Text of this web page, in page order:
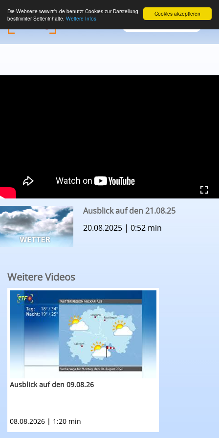
Cookies akzeptieren
Die Webseite www.rtf1.de benutzt Cookies zur Darstellung
bestimmter Seiteninhalte. Weitere Infos
Ausblick auf den 21.08.25
20.08.2025 | 0:52 min
Weitere Videos
RTF.1-Wetter: Ausblick auf den 09.08.26
Ausblick auf den 09.08.26
08.08.2026 | 1:20 min